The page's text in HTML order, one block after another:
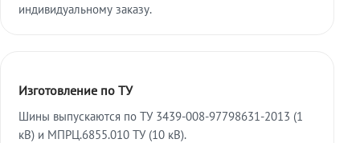
индивидуальному заказу.
Изготовление по ТУ
Шины выпускаются по ТУ 3439-008-97798631-2013 (1
кВ) и МПРЦ.6855.010 ТУ (10 кВ).